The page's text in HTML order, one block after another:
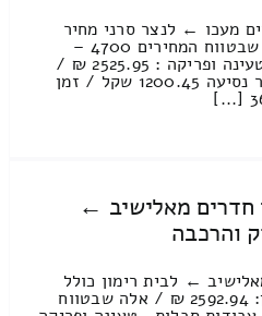
דירות 2 חדרים מעכו ← לנצר סרני מחיר
מחירון: 3841.75 ₪ / אלה שבטווח המחירים 4700 –
3600 ₪ עבודות סבלות , טעינה ופריקה : 2525.95 ₪ /
זמן : 5 שעות 15 דקות מחיר נסיעה 1200.45 שקל / זמן
חדרים מאלישיב ←
והרכבה
← לבית רימון כולל
פירוק והרכבה מחיר מחירון: 2592.94 ₪ / אלה שבטווח